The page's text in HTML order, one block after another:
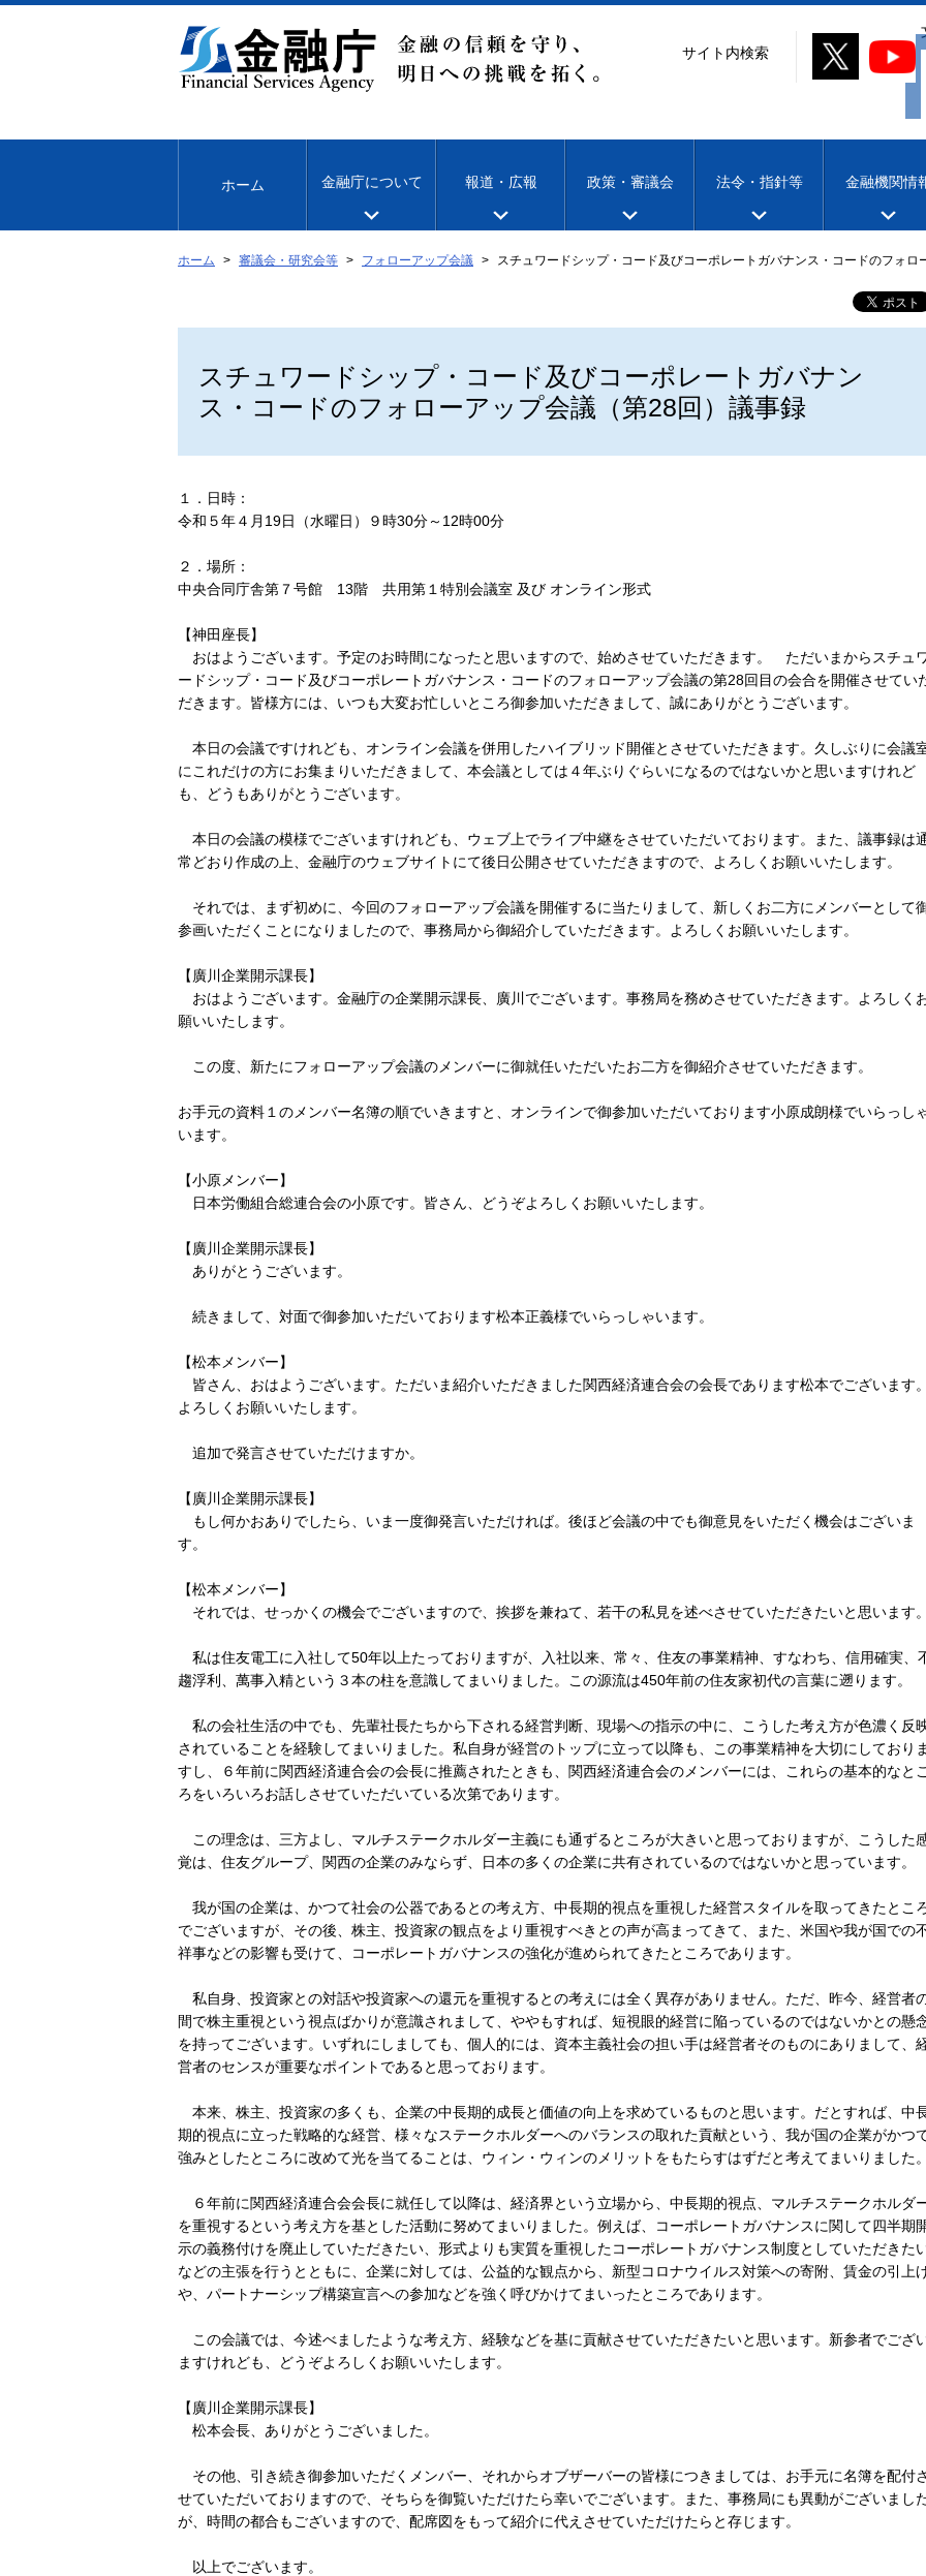
文
移
サイト内検索
ホーム 金融庁について 報道・広報 政策・審議会 法令・指針等 金融機関情
ホーム 審議会・研究会等 フォローアップ会議 スチュワードシップ・コード及びコーポレートガバナンス・コードのフォロ
スチュワードシップ・コード及びコーポレートガバナン
ス・コードのフォローアップ会議（第28回）議事録
１．日時：
令和５年４月19日（水曜日）９時30分～12時00分
２．場所：
中央合同庁舎第７号館 13階 共用第１特別会議室 及び オンライン形式
【神田座長】
おはようございます。予定のお時間になったと思いますので、始めさせていただきます。 ただいまからスチュ
ードシップ・コード及びコーポレートガバナンス・コードのフォローアップ会議の第28回目の会合を開催させてい
だきます。皆様方には、いつも大変お忙しいところ御参加いただきまして、誠にありがとうございます。
本日の会議ですけれども、オンライン会議を併用したハイブリッド開催とさせていただきます。久しぶりに会議
にこれだけの方にお集まりいただきまして、本会議としては４年ぶりぐらいになるのではないかと思いますけれど
も、どうもありがとうございます。
本日の会議の模様でございますけれども、ウェブ上でライブ中継をさせていただいております。また、議事録は
常どおり作成の上、金融庁のウェブサイトにて後日公開させていただきますので、よろしくお願いいたします。
それでは、まず初めに、今回のフォローアップ会議を開催するに当たりまして、新しくお二方にメンバーとして
参画いただくことになりましたので、事務局から御紹介していただきます。よろしくお願いいたします。
【廣川企業開示課長】
おはようございます。金融庁の企業開示課長、廣川でございます。事務局を務めさせていただきます。よろしく
願いいたします。
この度、新たにフォローアップ会議のメンバーに御就任いただいたお二方を御紹介させていただきます。
お手元の資料１のメンバー名簿の順でいきますと、オンラインで御参加いただいております小原成朗様でいらっし
います。
【小原メンバー】
日本労働組合総連合会の小原です。皆さん、どうぞよろしくお願いいたします。
【廣川企業開示課長】
ありがとうございます。
続きまして、対面で御参加いただいております松本正義様でいらっしゃいます。
【松本メンバー】
皆さん、おはようございます。ただいま紹介いただきました関西経済連合会の会長であります松本でございます。
よろしくお願いいたします。
追加で発言させていただけますか。
【廣川企業開示課長】
もし何かおありでしたら、いま一度御発言いただければ。後ほど会議の中でも御意見をいただく機会はございま
す。
【松本メンバー】
それでは、せっかくの機会でございますので、挨拶を兼ねて、若干の私見を述べさせていただきたいと思います。
私は住友電工に入社して50年以上たっておりますが、入社以来、常々、住友の事業精神、すなわち、信用確実、
趨浮利、萬事入精という３本の柱を意識してまいりました。この源流は450年前の住友家初代の言葉に遡ります。
私の会社生活の中でも、先輩社長たちから下される経営判断、現場への指示の中に、こうした考え方が色濃く反
されていることを経験してまいりました。私自身が経営のトップに立って以降も、この事業精神を大切にしておりま
すし、６年前に関西経済連合会の会長に推薦されたときも、関西経済連合会のメンバーには、これらの基本的なとこ
ろをいろいろお話しさせていただいている次第であります。
この理念は、三方よし、マルチステークホルダー主義にも通ずるところが大きいと思っておりますが、こうした
覚は、住友グループ、関西の企業のみならず、日本の多くの企業に共有されているのではないかと思っています。
我が国の企業は、かつて社会の公器であるとの考え方、中長期的視点を重視した経営スタイルを取ってきたとこ
でございますが、その後、株主、投資家の観点をより重視すべきとの声が高まってきて、また、米国や我が国での
祥事などの影響も受けて、コーポレートガバナンスの強化が進められてきたところであります。
私自身、投資家との対話や投資家への還元を重視するとの考えには全く異存がありません。ただ、昨今、経営者
間で株主重視という視点ばかりが意識されまして、ややもすれば、短視眼的経営に陥っているのではないかとの懸
を持ってございます。いずれにしましても、個人的には、資本主義社会の担い手は経営者そのものにありまして、
営者のセンスが重要なポイントであると思っております。
本来、株主、投資家の多くも、企業の中長期的成長と価値の向上を求めているものと思います。だとすれば、中
期的視点に立った戦略的な経営、様々なステークホルダーへのバランスの取れた貢献という、我が国の企業がかつ
強みとしたところに改めて光を当てることは、ウィン・ウィンのメリットをもたらすはずだと考えてまいりました。
６年前に関西経済連合会会長に就任して以降は、経済界という立場から、中長期的視点、マルチステークホルダ
を重視するという考え方を基とした活動に努めてまいりました。例えば、コーポレートガバナンスに関して四半期
示の義務付けを廃止していただきたい、形式よりも実質を重視したコーポレートガバナンス制度としていただきた
などの主張を行うとともに、企業に対しては、公益的な観点から、新型コロナウイルス対策への寄附、賃金の引上
や、パートナーシップ構築宣言への参加などを強く呼びかけてまいったところであります。
この会議では、今述べましたような考え方、経験などを基に貢献させていただきたいと思います。新参者でござ
ますけれども、どうぞよろしくお願いいたします。
【廣川企業開示課長】
松本会長、ありがとうございました。
その他、引き続き御参加いただくメンバー、それからオブザーバーの皆様につきましては、お手元に名簿を配付さ
せていただいておりますので、そちらを御覧いただけたら幸いでございます。また、事務局にも異動がございまし
が、時間の都合もございますので、配席図をもって紹介に代えさせていただけたらと存じます。
以上でございます。